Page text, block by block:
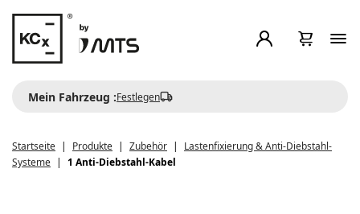
Mein Fahrzeug :Festlegen
Startseite Produkte Zubehör
Lastenfixierung & Anti-Diebstahl-
Systeme
1 Anti-Diebstahl-Kabel